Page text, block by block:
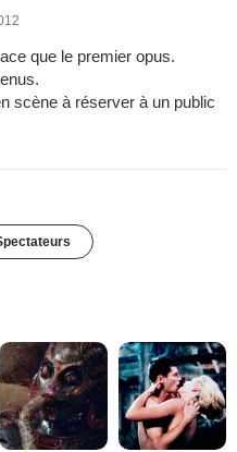
que le premier opus.
scène à réserver à un public